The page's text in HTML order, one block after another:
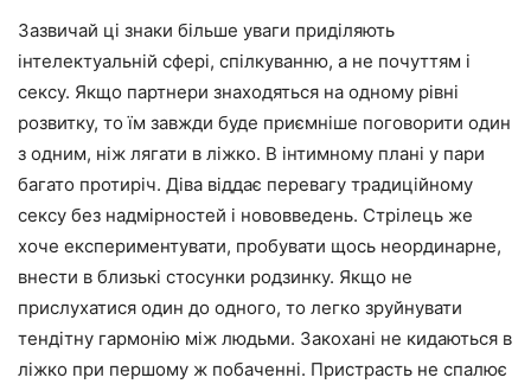
Зазвичай ці знаки більше уваги приділяють
інтелектуальній сфері, спілкуванню, а не почуттям і
сексу. Якщо партнери знаходяться на одному рівні
розвитку, то їм завжди буде приємніше поговорити один
з одним, ніж лягати в ліжко. В інтимному плані у пари
багато протиріч. Діва віддає перевагу традиційному
сексу без надмірностей і нововведень. Стрілець же
хоче експериментувати, пробувати щось неординарне,
внести в близькі стосунки родзинку. Якщо не
прислухатися один до одного, то легко зруйнувати
тендітну гармонію між людьми. Закохані не кидаються в
ліжко при першому ж побаченні. Пристрасть не спалює